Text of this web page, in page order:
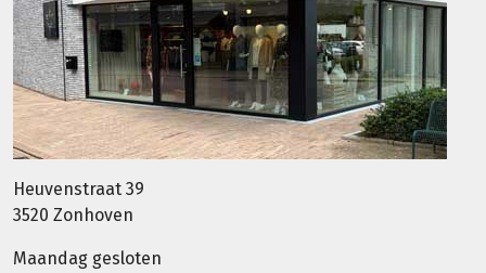
Heuvenstraat 39
3520 Zonhoven
Maandag gesloten